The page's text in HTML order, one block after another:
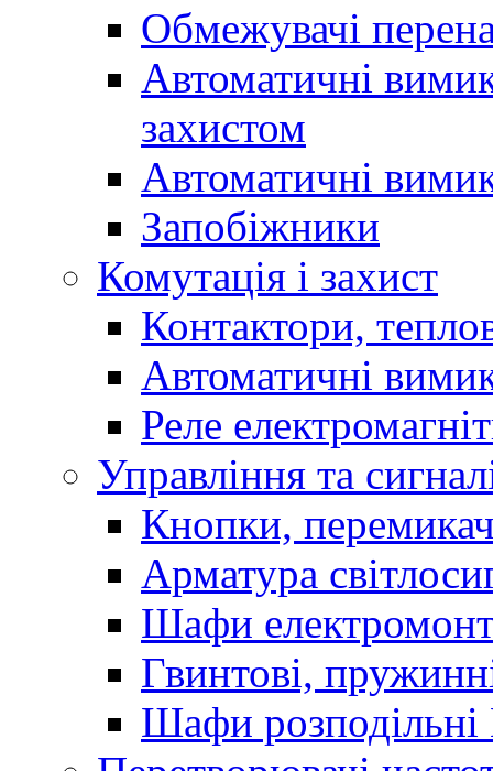
Обмежувачі
Автоматичні
захистом
Автоматичні
Запобіжники
Комутація і захист
Контактори,
Автоматичні
Реле
Управління та
Кнопки,
Арматура
Шафи
Гвинтові,
Шафи розподільні